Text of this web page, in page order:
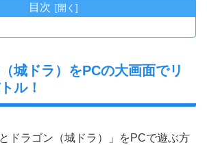
目次
城ドラ）をPCの大画面でリ
ル！
ドラゴン（城ドラ）」をPCで遊ぶ方